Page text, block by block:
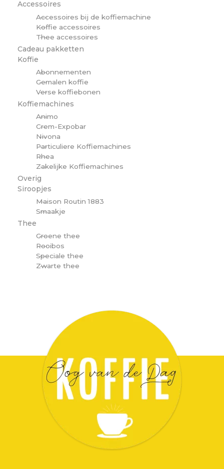
Accessoires
Accessoires bij de koffiemachine
Koffie accessoires
Thee accessoires
Cadeau pakketten
Koffie
Abonnementen
Gemalen koffie
Verse koffiebonen
Koffiemachines
Animo
Crem-Expobar
Nivona
Particuliere Koffiemachines
Rhea
Zakelijke Koffiemachines
Overig
Siroopjes
Maison Routin 1883
Smaakje
Thee
Groene thee
Rooibos
Speciale thee
Zwarte thee